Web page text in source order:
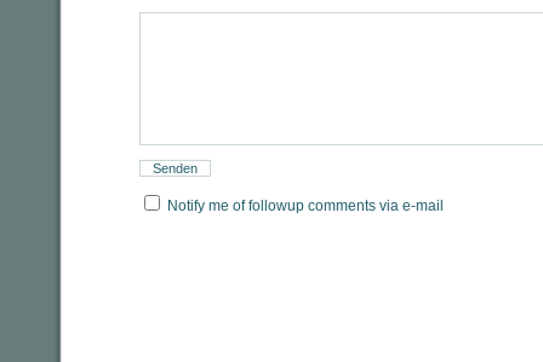
Notify me of followup comments via e-mail